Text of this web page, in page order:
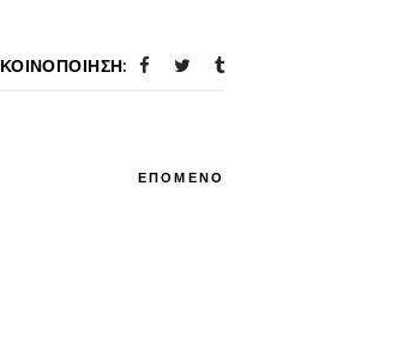
ΚΟΙΝΟΠΟΊΗΣΗ:
ΕΠΟΜΕΝΟ